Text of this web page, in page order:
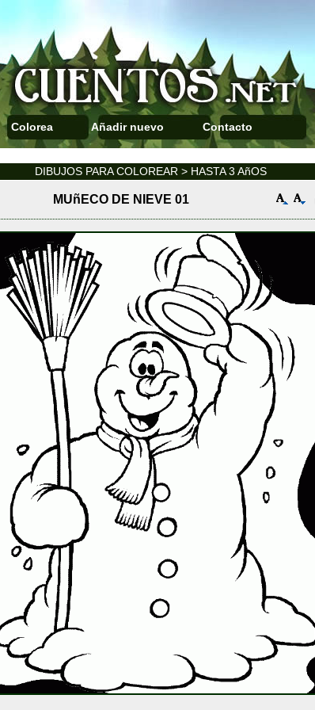
Colorea Añadir nuevo Contacto
DIBUJOS PARA COLOREAR > HASTA 3 AñOS
MUñECO DE NIEVE 01